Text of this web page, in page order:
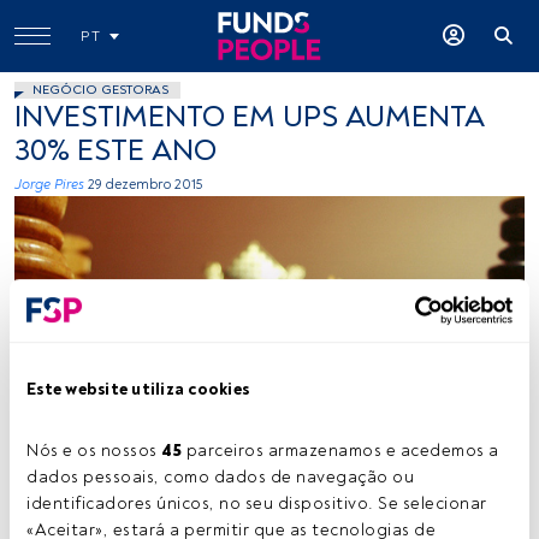
Este website utiliza cookies
Nós e os nossos 45 parceiros armazenamos e acedemos a
dados pessoais, como dados de navegação ou
identificadores únicos, no seu dispositivo. Se selecionar
«Aceitar», estará a permitir que as tecnologias de
PT
NEGÓCIO GESTORAS
INVESTIMENTO EM UPS AUMENTA
30% ESTE ANO
Jorge Pires 29 dezembro 2015
Pablo Bertoloze, Flickr, Creative Commons
Tempo de leitura:2 min.